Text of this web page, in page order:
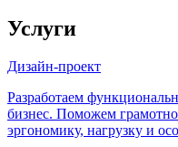
Услуги
Дизайн-проект
Разработаем
бизнес. Поможем грамотно
эргономику, нагрузку и